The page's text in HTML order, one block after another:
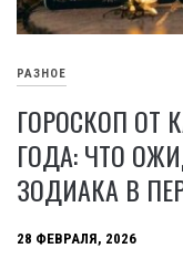
РАЗНОЕ
ГОРОСКОП ОТ
ГОДА: ЧТО
ЗОДИАКА В
28 ФЕВРАЛЯ, 2026